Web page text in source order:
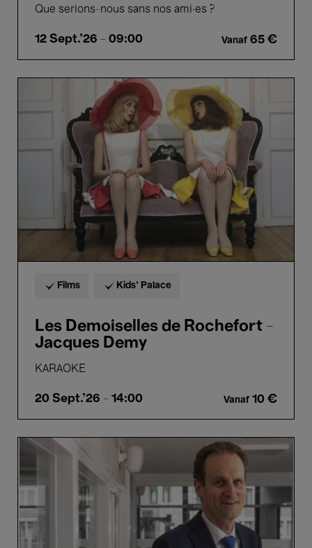
Que serions-nous sans nos ami·es ?
12 Sept.'26 - 09:00 Vanaf 65 €
de
Rochefort
Jacques
Films Kids’ Palace
Les Demoiselles de Rochefort -
Jacques Demy
KARAOKE
20 Sept.'26 - 14:00 Vanaf 10 €
Professeur
Vincent